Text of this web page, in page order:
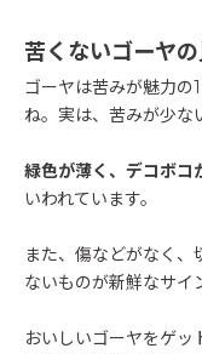
苦くないゴーヤ
ゴーヤは苦みが魅力の
ね。実は、苦みが少な
緑色が薄く、デコボコ
いわれています。
また、傷などがなく、
ないものが新鮮なサイ
おいしいゴーヤをゲ